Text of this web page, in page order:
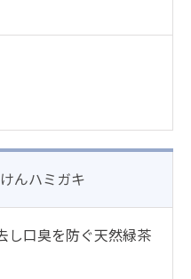
んハミガキ
し口臭を防ぐ天然緑茶